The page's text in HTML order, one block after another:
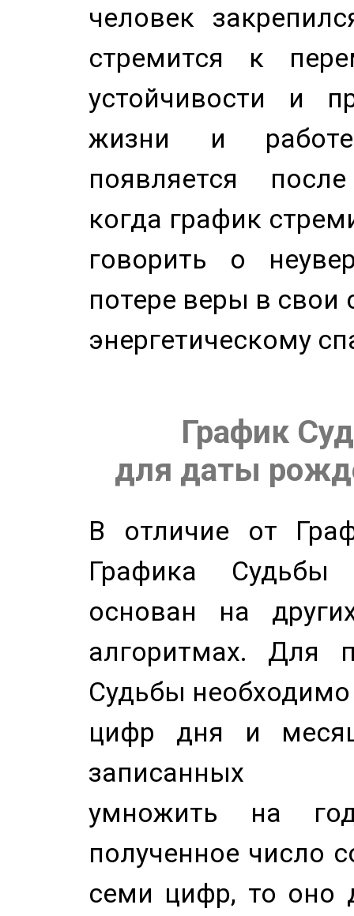
человек
стремится к
устойчивости и
жизни и
появляется
когда график
говорить о
потере веры в свои
энергетическому
График
для даты
В отличие от
Графика
основан на
алгоритмах. Для
Судьбы
цифр дня и
записанных
умножить на
полученное число
семи цифр, то оно